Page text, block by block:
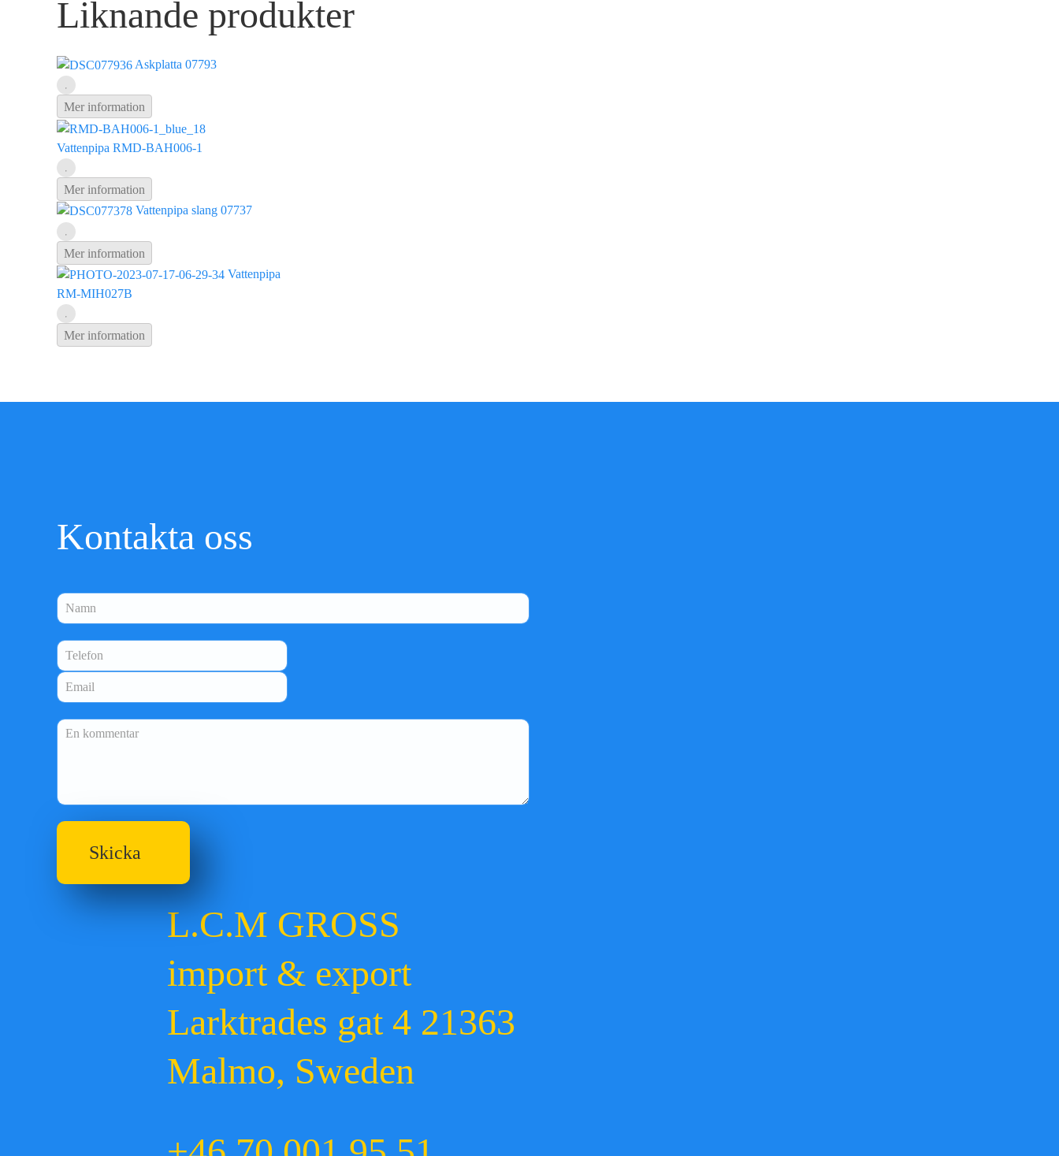
Liknande produkter
Askplatta 07793
Mer information
Vattenpipa RMD-BAH006-1
Mer information
Vattenpipa slang 07737
Mer information
Vattenpipa
RM-MIH027B
Mer information
Kontakta oss
Skicka
L.C.M GROSS
import & export
Larktrades gat 4 21363
Malmo, Sweden